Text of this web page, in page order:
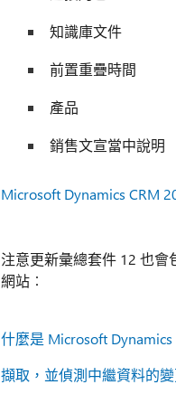
知識庫文件
前置重疊時間
產品
銷售文宣當中說明
Microsoft Dynamics CRM
注意更新彙總套件 12 也會
網站︰
什麼是 Microsoft
擷取，並偵測中繼資料的